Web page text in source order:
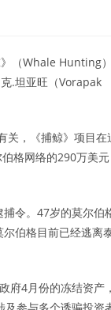
（Whale Hunting）
.坦亚旺（Vorapak
，《捕鲸》项目在
格网络的290万美元
令。47岁的莫尔伯
伯格目前已经逃离
府4月份的冻结资产，
及参与多个诱骗投资